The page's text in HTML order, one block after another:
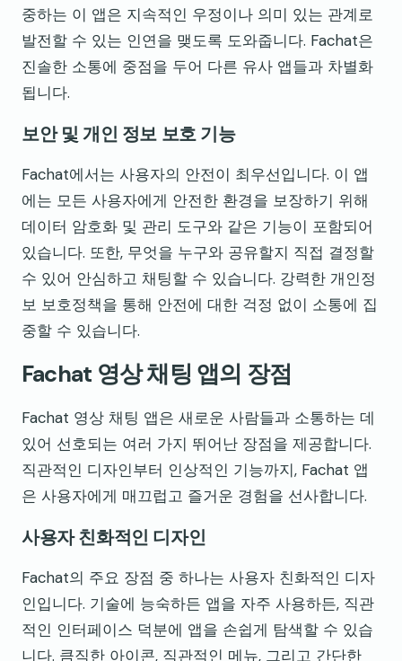
중하는 이 앱은 지속적인 우정이나 의미 있는 관계로
발전할 수 있는 인연을 맺도록 도와줍니다. Fachat은
진솔한 소통에 중점을 두어 다른 유사 앱들과 차별화
됩니다.
보안 및 개인 정보 보호 기능
Fachat에서는 사용자의 안전이 최우선입니다. 이 앱
에는 모든 사용자에게 안전한 환경을 보장하기 위해
데이터 암호화 및 관리 도구와 같은 기능이 포함되어
있습니다. 또한, 무엇을 누구와 공유할지 직접 결정할
수 있어 안심하고 채팅할 수 있습니다. 강력한 개인정
보 보호정책을 통해 안전에 대한 걱정 없이 소통에 집
중할 수 있습니다.
Fachat 영상 채팅 앱의 장점
Fachat 영상 채팅 앱은 새로운 사람들과 소통하는 데
있어 선호되는 여러 가지 뛰어난 장점을 제공합니다.
직관적인 디자인부터 인상적인 기능까지, Fachat 앱
은 사용자에게 매끄럽고 즐거운 경험을 선사합니다.
사용자 친화적인 디자인
Fachat의 주요 장점 중 하나는 사용자 친화적인 디자
인입니다. 기술에 능숙하든 앱을 자주 사용하든, 직관
적인 인터페이스 덕분에 앱을 손쉽게 탐색할 수 있습
니다. 큼직한 아이콘, 직관적인 메뉴, 그리고 간단한